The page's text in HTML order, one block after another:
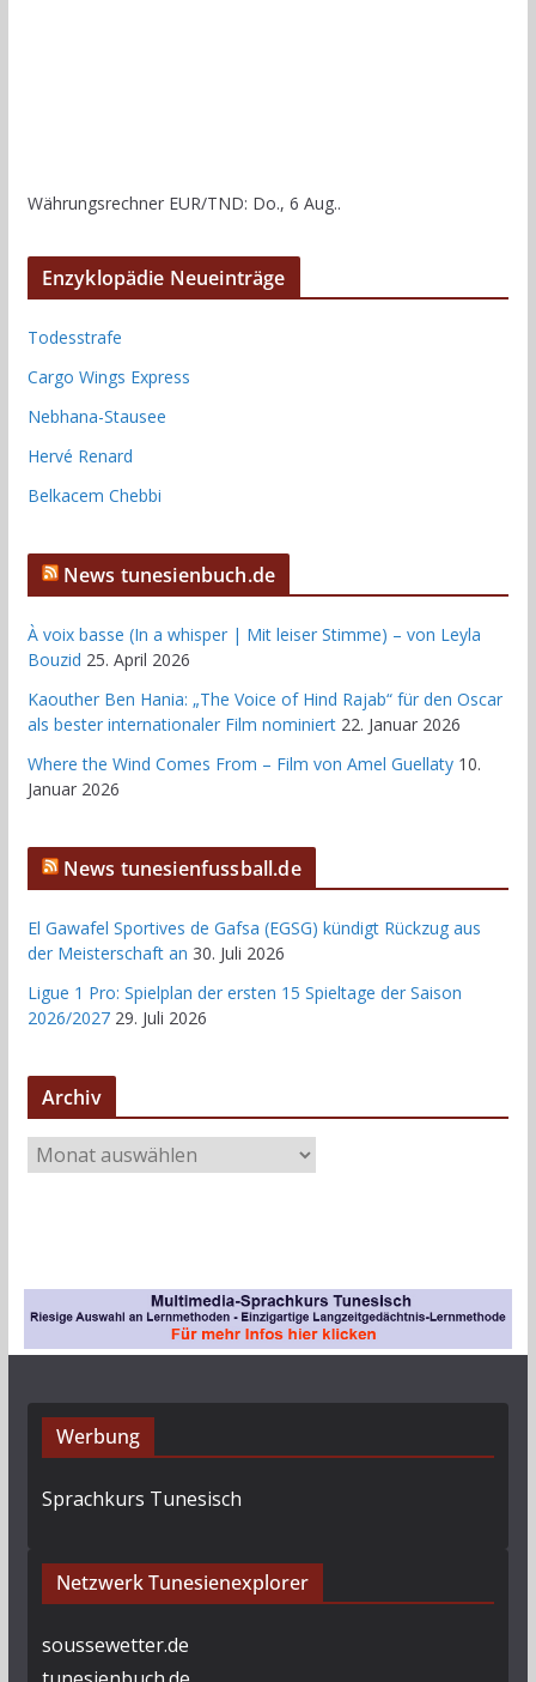
Währungsrechner EUR/TND: Do., 6 Aug..
Enzyklopädie Neueinträge
Todesstrafe
Cargo Wings Express
Nebhana-Stausee
Hervé Renard
Belkacem Chebbi
News tunesienbuch.de
À voix basse (In a whisper | Mit leiser Stimme) – von Leyla
Bouzid 25. April 2026
Kaouther Ben Hania: „The Voice of Hind Rajab“ für den Oscar
als bester internationaler Film nominiert 22. Januar 2026
Where the Wind Comes From – Film von Amel Guellaty 10.
Januar 2026
News tunesienfussball.de
El Gawafel Sportives de Gafsa (EGSG) kündigt Rückzug aus
der Meisterschaft an 30. Juli 2026
Ligue 1 Pro: Spielplan der ersten 15 Spieltage der Saison
2026/2027 29. Juli 2026
Archiv
r
Werbung
Sprachkurs Tunesisch
Netzwerk Tunesienexplorer
soussewetter.de